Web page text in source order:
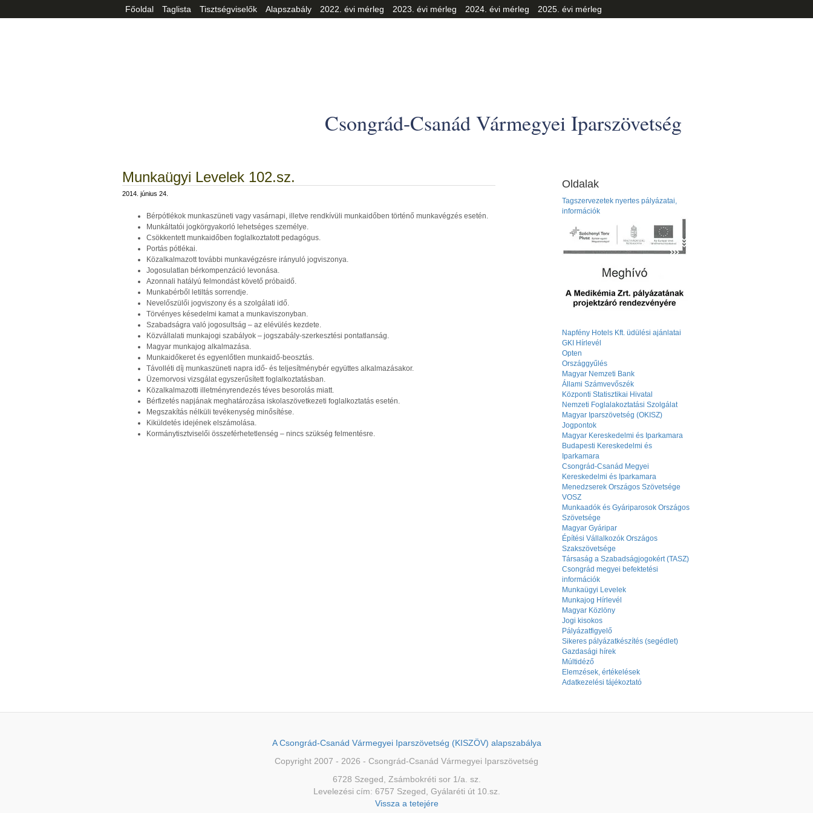
Főoldal Taglista Tisztségviselők Alapszabály 2022. évi mérleg 2023. évi mérleg 2024. évi mérleg 2025. évi mérleg
Csongrád-Csanád Vármegyei Iparszövetség
Munkaügyi Levelek 102.sz.
2014. június 24.
Bérpótlékok munkaszüneti vagy vasárnapi, illetve rendkívüli munkaidőben történő munkavégzés esetén.
Munkáltatói jogkörgyakorló lehetséges személye.
Csökkentett munkaidőben foglalkoztatott pedagógus.
Portás pótlékai.
Közalkalmazott további munkavégzésre irányuló jogviszonya.
Jogosulatlan bérkompenzáció levonása.
Azonnali hatályú felmondást követő próbaidő.
Munkabérből letiltás sorrendje.
Nevelőszülői jogviszony és a szolgálati idő.
Törvényes késedelmi kamat a munkaviszonyban.
Szabadságra való jogosultság – az elévülés kezdete.
Közvállalati munkajogi szabályok – jogszabály-szerkesztési pontatlanság.
Magyar munkajog alkalmazása.
Munkaidőkeret és egyenlőtlen munkaidő-beosztás.
Távolléti díj munkaszüneti napra idő- és teljesítménybér együttes alkalmazásakor.
Üzemorvosi vizsgálat egyszerűsített foglalkoztatásban.
Közalkalmazotti illetményrendezés téves besorolás miatt.
Bérfizetés napjának meghatározása iskolaszövetkezeti foglalkoztatás esetén.
Megszakítás nélküli tevékenység minősítése.
Kiküldetés idejének elszámolása.
Kormánytisztviselői összeférhetetlenség – nincs szükség felmentésre.
Oldalak
Tagszervezetek nyertes pályázatai,
információk
Napfény Hotels Kft. üdülési ajánlatai
GKI Hírlevél
Opten
Országgyűlés
Magyar Nemzeti Bank
Állami Számvevőszék
Központi Statisztikai Hivatal
Nemzeti Foglalakoztatási Szolgálat
Magyar Iparszövetség (OKISZ)
Jogpontok
Magyar Kereskedelmi és Iparkamara
Budapesti Kereskedelmi és
Iparkamara
Csongrád-Csanád Megyei
Kereskedelmi és Iparkamara
Menedzserek Országos Szövetsége
VOSZ
Munkaadók és Gyáriparosok Országos
Szövetsége
Magyar Gyáripar
Építési Vállalkozók Országos
Szakszövetsége
Társaság a Szabadságjogokért (TASZ)
Csongrád megyei befektetési
információk
Munkaügyi Levelek
Munkajog Hírlevél
Magyar Közlöny
Jogi kisokos
Pályázatfigyelő
Sikeres pályázatkészítés (segédlet)
Gazdasági hírek
Múltidéző
Elemzések, értékelések
Adatkezelési tájékoztató
A Csongrád-Csanád Vármegyei Iparszövetség (KISZÖV) alapszabálya
Copyright 2007 - 2026 - Csongrád-Csanád Vármegyei Iparszövetség
6728 Szeged, Zsámbokréti sor 1/a. sz.
Levelezési cím: 6757 Szeged, Gyálaréti út 10.sz.
Vissza a tetejére